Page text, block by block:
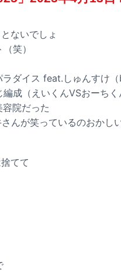
ないでしょ
笑）
ダイス feat.しゅんすけ
成（えいくんVSおーちく
院だった
んが笑っているのおかし
てて